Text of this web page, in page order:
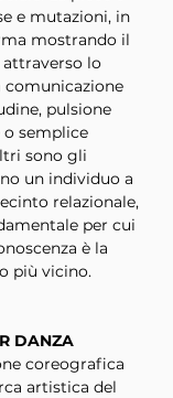
e mutazioni, in
mostrando il
attraverso lo
comunicazione
pulsione
o semplice
sono gli
un individuo a
relazionale,
per cui
è la
più vicino.
DANZA
coreografica
artistica del